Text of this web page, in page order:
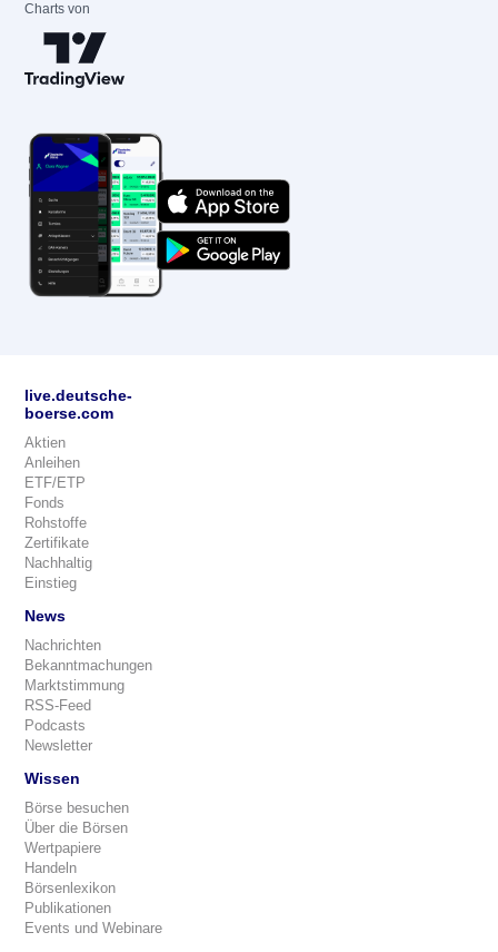
Charts von
live.deutsche-
boerse.com
Aktien
Anleihen
ETF/ETP
Fonds
Rohstoffe
Zertifikate
Nachhaltig
Einstieg
News
Nachrichten
Bekanntmachungen
Marktstimmung
RSS-Feed
Podcasts
Newsletter
Wissen
Börse besuchen
Über die Börsen
Wertpapiere
Handeln
Börsenlexikon
Publikationen
Events und Webinare